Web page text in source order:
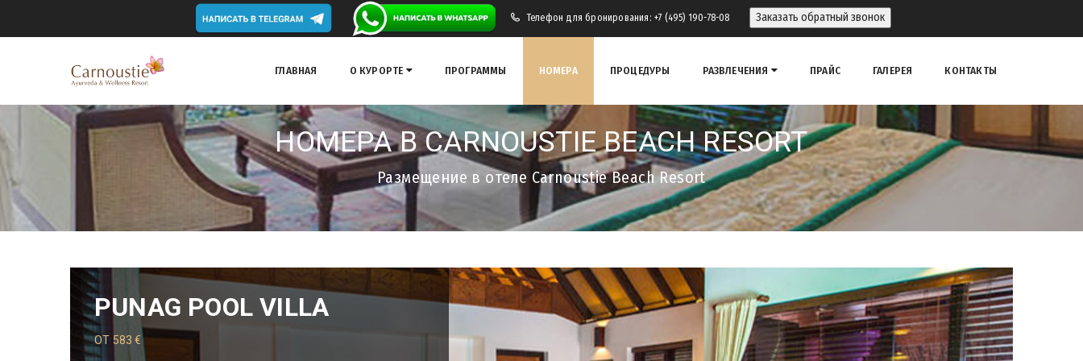
Телефон для бронирования: +7 (495) 190-78-08 Заказать обратный звонок
ГЛАВНАЯ О КУРОРТЕ ПРОГРАММЫ НОМЕРА ПРОЦЕДУРЫ РАЗВЛЕЧЕНИЯ ПРАЙС ГАЛЕРЕЯ КОНТАКТЫ
НОМЕРА В CARNOUSTIE BEACH RESORT
Размещение в отеле Carnoustie Beach Resort
PUNAG POOL VILLA
ОТ 583 €